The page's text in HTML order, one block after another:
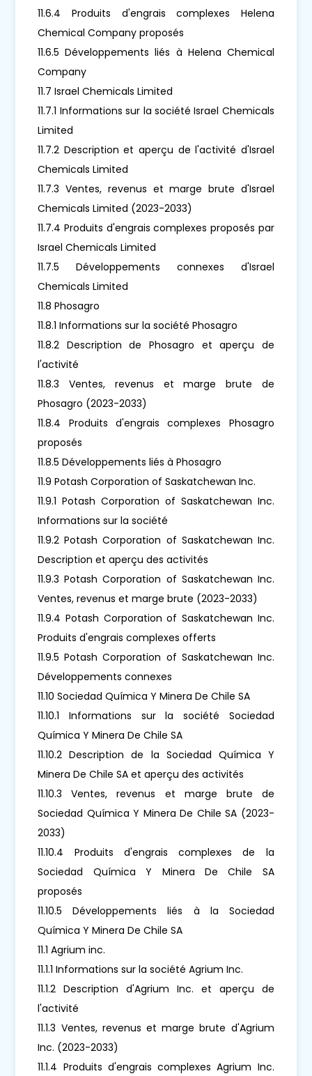
11.6.4 Produits d'engrais complexes Helena
Chemical Company proposés
11.6.5 Développements liés à Helena Chemical
Company
11.7 Israel Chemicals Limited
11.7.1 Informations sur la société Israel Chemicals
Limited
11.7.2 Description et aperçu de l'activité d'Israel
Chemicals Limited
11.7.3 Ventes, revenus et marge brute d'Israel
Chemicals Limited (2023-2033)
11.7.4 Produits d'engrais complexes proposés par
Israel Chemicals Limited
11.7.5 Développements connexes d'Israel
Chemicals Limited
11.8 Phosagro
11.8.1 Informations sur la société Phosagro
11.8.2 Description de Phosagro et aperçu de
l'activité
11.8.3 Ventes, revenus et marge brute de
Phosagro (2023-2033)
11.8.4 Produits d'engrais complexes Phosagro
proposés
11.8.5 Développements liés à Phosagro
11.9 Potash Corporation of Saskatchewan Inc.
11.9.1 Potash Corporation of Saskatchewan Inc.
Informations sur la société
11.9.2 Potash Corporation of Saskatchewan Inc.
Description et aperçu des activités
11.9.3 Potash Corporation of Saskatchewan Inc.
Ventes, revenus et marge brute (2023-2033)
11.9.4 Potash Corporation of Saskatchewan Inc.
Produits d'engrais complexes offerts
11.9.5 Potash Corporation of Saskatchewan Inc.
Développements connexes
11.10 Sociedad Química Y Minera De Chile SA
11.10.1 Informations sur la société Sociedad
Química Y Minera De Chile SA
11.10.2 Description de la Sociedad Química Y
Minera De Chile SA et aperçu des activités
11.10.3 Ventes, revenus et marge brute de
Sociedad Química Y Minera De Chile SA (2023-
2033)
11.10.4 Produits d'engrais complexes de la
Sociedad Química Y Minera De Chile SA
proposés
11.10.5 Développements liés à la Sociedad
Química Y Minera De Chile SA
11.1 Agrium inc.
11.1.1 Informations sur la société Agrium Inc.
11.1.2 Description d'Agrium Inc. et aperçu de
l'activité
11.1.3 Ventes, revenus et marge brute d'Agrium
Inc. (2023-2033)
11.1.4 Produits d'engrais complexes Agrium Inc.